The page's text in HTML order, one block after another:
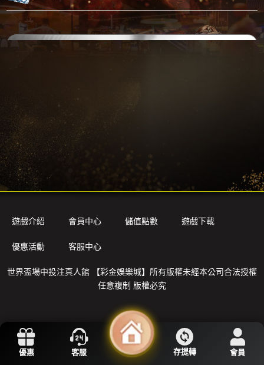
遊戲介紹 會員中心 儲值點數 遊戲下載
優惠活動 客服中心
世界盃場中投注真人館
【彩金娛樂城】所有版權未經本公司合法授權
任意複制 版權必究
優惠 客服 存提轉 會員